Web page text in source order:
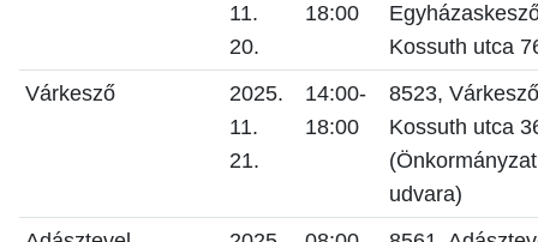
11.
20.
18:00
Kossuth utca
Várkesző
2025.
11.
21.
14:00-
18:00
8523,
Kossuth utca
(Önkormányzat
udvara)